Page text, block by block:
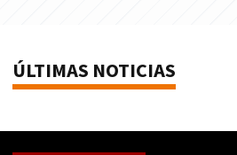
ÚLTIMAS NOTICIAS